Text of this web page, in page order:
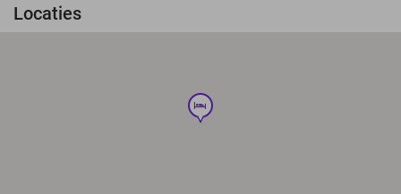
Locaties
hotel